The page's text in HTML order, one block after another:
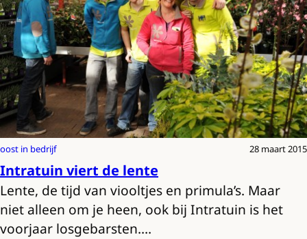
oost in bedrijf 28 maart 2015
Intratuin viert de lente
Lente, de tijd van viooltjes en primula’s. Maar
niet alleen om je heen, ook bij Intratuin is het
voorjaar losgebarsten.…